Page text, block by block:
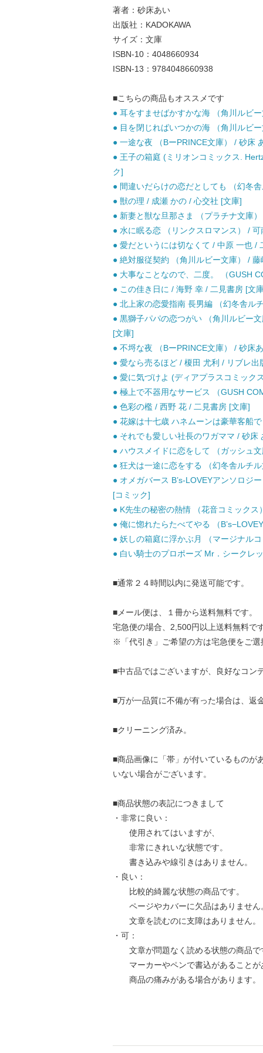
著者：砂床あい
出版社：KADOKAWA
サイズ：文庫
ISBN-10：4048660934
ISBN-13：9784048660938
■こちらの商品もオススメです
● 耳をすませばかすかな海 （角川ルビ
● 目を閉じればいつかの海 （角川ルビ
● 一途な夜 （BーPRINCE文庫） / 砂床
● 王子の箱庭 (ミリオンコミックス.
ク]
● 間違いだらけの恋だとしても （幻冬
● 獣の理 / 成瀬 かの / 心交社 [文庫]
● 新妻と獣な旦那さま （プラチナ文庫
● 水に眠る恋 （リンクスロマンス） /
● 愛だというには切なくて / 中原 一也 /
● 絶対服従契約 （角川ルビー文庫） /
● 大事なことなので、二度。 （GUSH
● この佳き日に / 海野 幸 / 二見書房 [文
● 北上家の恋愛指南 長男編 （幻冬舎ル
● 黒獅子パパの恋つがい （角川ルビー
[文庫]
● 不埒な夜 （BーPRINCE文庫） / 砂床
● 愛なら売るほど / 榎田 尤利 / リブレ出
● 愛に気づけよ (ディアプラスコミック
● 極上で不器用なサービス （GUSH
● 色彩の檻 / 西野 花 / 二見書房 [文庫]
● 花嫁は十七歳 ハネムーンは豪華客船
● それでも愛しい社長のワガママ / 砂床
● ハウスメイドに恋をして （ガッシュ
● 狂犬は一途に恋をする （幻冬舎ルチ
● オメガバース B’s-LOVEYアンソロジ
[コミック]
● K先生の秘密の熱情 （花音コミック
● 俺に惚れたらたべてやる （
● 妖しの箱庭に浮かぶ月 （マージナル
● 白い騎士のプロポーズ Mr．シークレ
■通常２４時間以内に発送可能です。
■メール便は、１冊から送料無料です。
宅急便の場合、2,500円以上送料無料で
※「代引き」ご希望の方は宅急便をご選
■中古品ではございますが、良好なコン
■万が一品質に不備が有った場合は、返
■クリーニング済み。
■商品画像に「帯」が付いているものが
いない場合がございます。
■商品状態の表記につきまして
・非常に良い：
使用されてはいますが、
非常にきれいな状態です。
書き込みや線引きはありません。
・良い：
比較的綺麗な状態の商品です。
ページやカバーに欠品はありません
文章を読むのに支障はありません。
・可：
文章が問題なく読める状態の商品で
マーカーやペンで書込があることが
商品の痛みがある場合があります。